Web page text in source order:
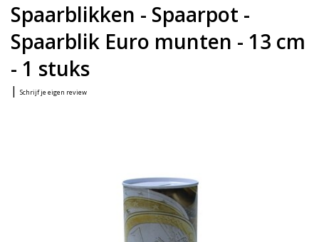
Spaarblikken - Spaarpot -
Spaarblik Euro munten - 13 cm
- 1 stuks
| Schrijf je eigen review